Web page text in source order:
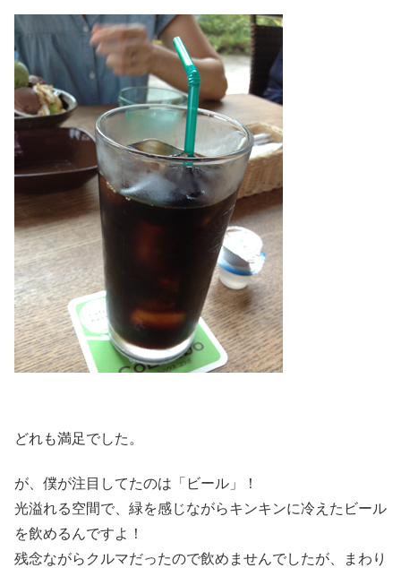
どれも満足でした。
が、僕が注目してたのは「ビール」！
光溢れる空間で、緑を感じながらキンキンに冷えたビール
を飲めるんですよ！
残念ながらクルマだったので飲めませんでしたが、まわり